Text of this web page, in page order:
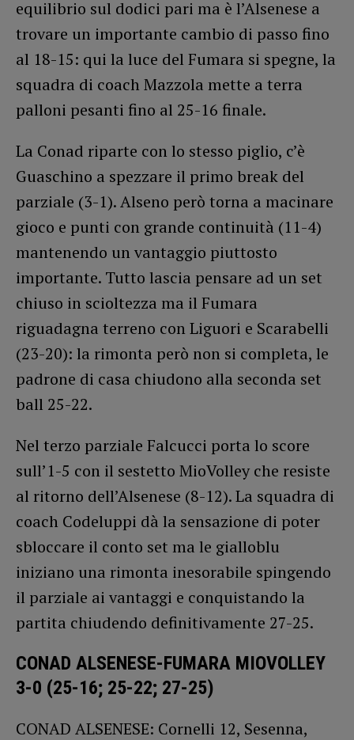
equilibrio sul dodici pari ma è l’Alsenese a
trovare un importante cambio di passo fino
al 18-15: qui la luce del Fumara si spegne, la
squadra di coach Mazzola mette a terra
palloni pesanti fino al 25-16 finale.
La Conad riparte con lo stesso piglio, c’è
Guaschino a spezzare il primo break del
parziale (3-1). Alseno però torna a macinare
gioco e punti con grande continuità (11-4)
mantenendo un vantaggio piuttosto
importante. Tutto lascia pensare ad un set
chiuso in scioltezza ma il Fumara
riguadagna terreno con Liguori e Scarabelli
(23-20): la rimonta però non si completa, le
padrone di casa chiudono alla seconda set
ball 25-22.
Nel terzo parziale Falcucci porta lo score
sull’1-5 con il sestetto MioVolley che resiste
al ritorno dell’Alsenese (8-12). La squadra di
coach Codeluppi dà la sensazione di poter
sbloccare il conto set ma le gialloblu
iniziano una rimonta inesorabile spingendo
il parziale ai vantaggi e conquistando la
partita chiudendo definitivamente 27-25.
CONAD ALSENESE-FUMARA MIOVOLLEY
3-0 (25-16; 25-22; 27-25)
CONAD ALSENESE: Cornelli 12, Sesenna,